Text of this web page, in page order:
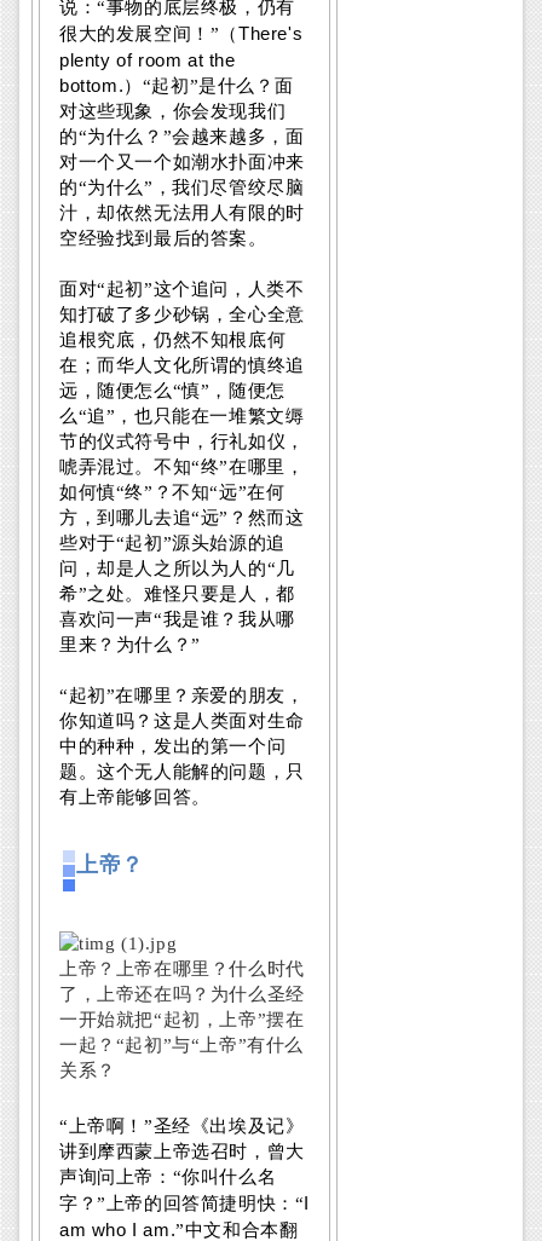
说：“事物的底层终极，仍有
很大的发展空间！”（There's
plenty of room at the
bottom.）“起初”是什么？面
对这些现象，你会发现我们
的“为什么？”会越来越多，面
对一个又一个如潮水扑面冲来
的“为什么”，我们尽管绞尽脑
汁，却依然无法用人有限的时
空经验找到最后的答案。
面对“起初”这个追问，人类不
知打破了多少砂锅，全心全意
追根究底，仍然不知根底何
在；而华人文化所谓的慎终追
远，随便怎么“慎”，随便怎
么“追”，也只能在一堆繁文缛
节的仪式符号中，行礼如仪，
唬弄混过。不知“终”在哪里，
如何慎“终”？不知“远”在何
方，到哪儿去追“远”？然而这
些对于“起初”源头始源的追
问，却是人之所以为人的“几
希”之处。难怪只要是人，都
喜欢问一声“我是谁？我从哪
里来？为什么？”
“起初”在哪里？亲爱的朋友，
你知道吗？这是人类面对生命
中的种种，发出的第一个问
题。这个无人能解的问题，只
有上帝能够回答。
上帝？
上帝？上帝在哪里？什么时代
了，上帝还在吗？为什么圣经
一开始就把“起初，上帝”摆在
一起？“起初”与“上帝”有什么
关系？
“上帝啊！”圣经《出埃及记》
讲到摩西蒙上帝选召时，曾大
声询问上帝：“你叫什么名
字？”上帝的回答简捷明快：“I
am who I am.”中文和合本翻